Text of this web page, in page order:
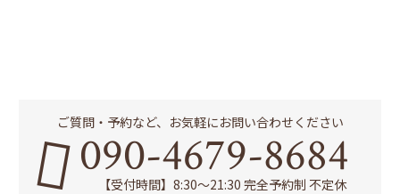
ご質問・予約など、お気軽にお問い合わせください
090-4679-8684
【受付時間】8:30～21:30 完全予約制 不定休